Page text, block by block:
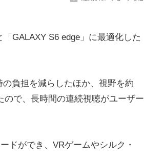
GALAXY S6 edge」に最適化した
負担を減らしたほか、視野を約
で、長時間の連続視聴がユーザー
ドができ、VRゲームやシルク・